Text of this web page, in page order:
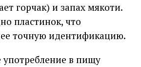
горчак) и запах мякоти.
пластинок, что
точную идентификацию.
в пищу